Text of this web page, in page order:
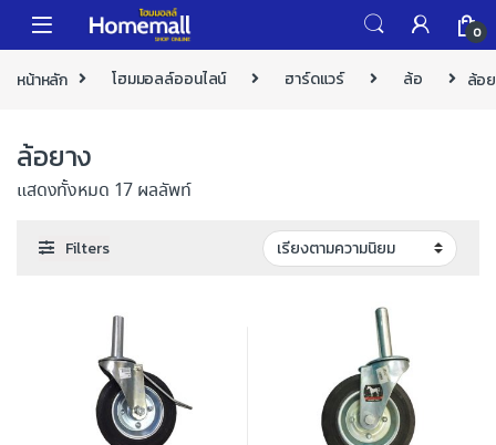
Skip to navigation
Skip to content
0
หน้าหลัก โฮมมอลล์ออนไลน์ ฮาร์ดแวร์ ล้อ ล้อ
ล้อยาง
แสดงทั้งหมด 17 ผลลัพท์
Filters